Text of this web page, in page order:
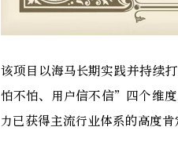
该项目以海马长期实践并持
怕不怕、用户信不信”四个维
力已获得主流行业体系的高度肯